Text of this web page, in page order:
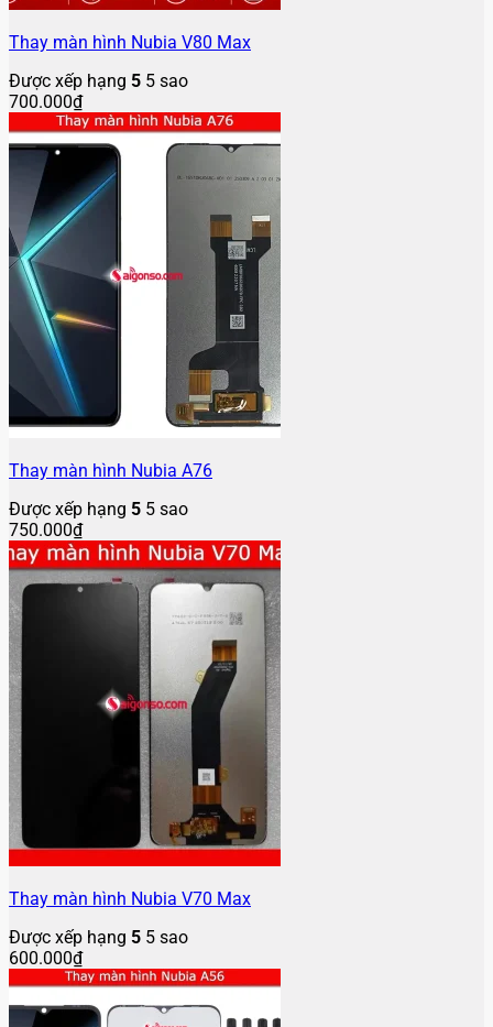
Thay màn hình Nubia V80 Max
Được xếp hạng 5 5 sao
700.000₫
Thay màn hình Nubia A76
Được xếp hạng 5 5 sao
750.000₫
Thay màn hình Nubia V70 Max
Được xếp hạng 5 5 sao
600.000₫